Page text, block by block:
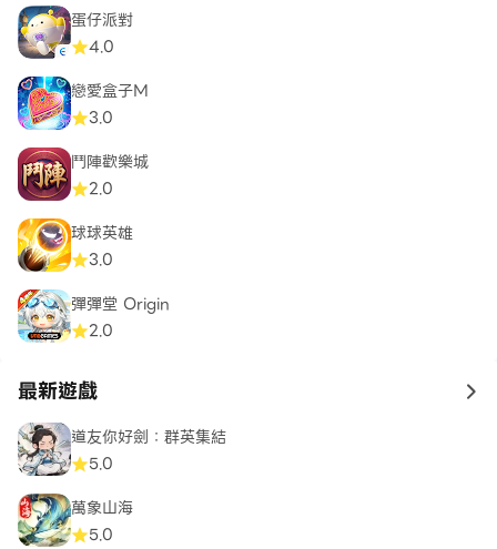
蛋仔派對
4.0
戀愛盒子M
3.0
鬥陣歡樂城
2.0
球球英雄
3.0
彈彈堂 Origin
2.0
最新遊戲 to
道友你好劍：群英集結
5.0
萬象山海
5.0